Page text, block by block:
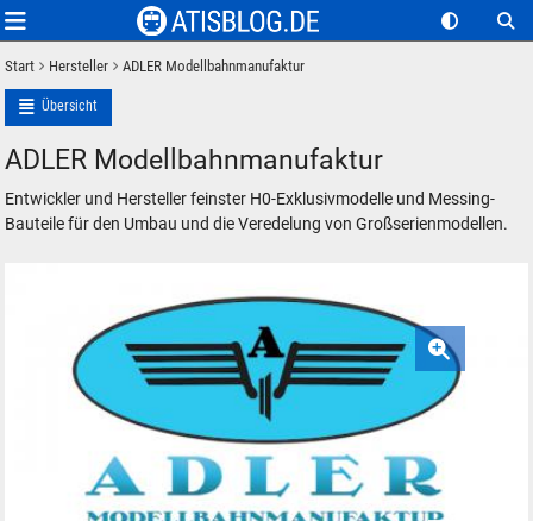
Start Hersteller ADLER Modellbahnmanufaktur
Übersicht
ADLER Modellbahnmanufaktur
Entwickler und Hersteller feinster H0-Exklusivmodelle und Messing-
Bauteile für den Umbau und die Veredelung von Großserienmodellen.